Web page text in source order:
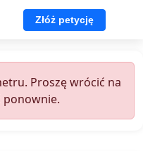
Złóż petycję
Proszę wrócić na
ponownie.